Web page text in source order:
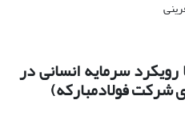
رویکرد سرمایه انسانی در
شرکت فولادمبارکه)